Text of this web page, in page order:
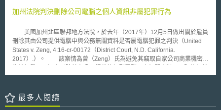
CIPF (2007-2013) 的經費主要會用於如何解決研究與創新之間的市場失靈
如TiSA、TTIP、美國與中國雙邊投資協定（BIT）等，使金融服務業者無須
對國家之爭端解決機制來解決相關問題。 美國貿易談判代表Michael
Froman表示此乃透過協調利害關係人與國會議員，在國家優先利益的領域
中尋求多方共識，美國將會繼續在TPP中實施並執行其協調工作。證券業與
金融市場協會（the Securities Industry and Financial Markets
Association）執行長肯認美國財政部及美國貿易談判代表署之作法。
題。
加州法院判決刪除公司電腦之個人資訊非屬犯罪行為
美國加州北區聯邦地方法院，於去年（2017年）12月5日做出關於雇員
刪除其由公司提供電腦中與公務無關資料是否屬電腦犯罪之判決（United
States v. Zeng, 4:16-cr-00172（District Court, N.D. California.
2017）.）。 該案情為曾（Zeng）氏為避免其竊取自家公司商業機密行
被公司發現並報案，於此偵查單位FBI則以曾氏違反電腦詐欺及濫用法案
電腦（18 U.S.C. § 1030（1984）.）.」以美國政府名義（下稱控方）起訴
曾氏刪除其犯罪證據之行為。 對於該控訴，被告曾氏以被刪除之電子
最多人閱讀